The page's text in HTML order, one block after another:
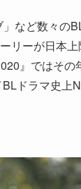
など数々の
リーが日本上
』ではそ
ドラマ史上